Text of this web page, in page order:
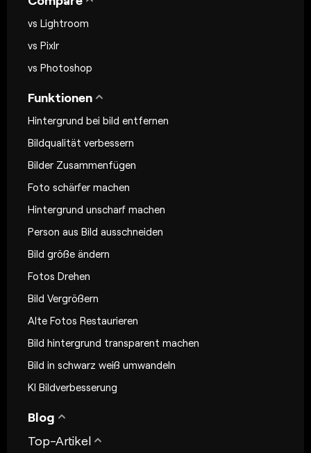
vs Lightroom
vs Pixlr
vs Photoshop
Funktionen
Hintergrund bei bild entfernen
Bildqualität verbessern
Bilder Zusammenfügen
Foto schärfer machen
Hintergrund unscharf machen
Person aus Bild ausschneiden
Bild größe ändern
Fotos Drehen
Bild Vergrößern
Alte Fotos Restaurieren
Bild hintergrund transparent machen
Bild in schwarz weiß umwandeln
KI Bildverbesserung
Blog
Top-Artikel